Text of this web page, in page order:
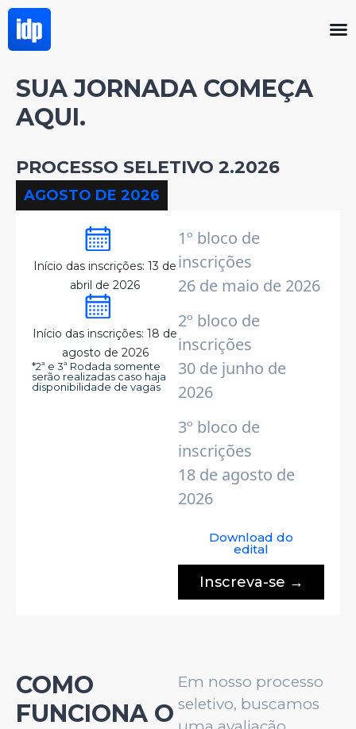
SUA JORNADA COMEÇA
AQUI.
PROCESSO SELETIVO 2.2026
AGOSTO DE 2026
Início das inscrições: 13 de
abril de 2026
Início das inscrições: 18 de
agosto de 2026
*2ª e 3ª Rodada somente
serão realizadas caso haja
disponibilidade de vagas
1º bloco de
inscrições
26 de maio de 2026
2º bloco de
inscrições
30 de junho de
2026
3º bloco de
inscrições
18 de agosto de
2026
Download do
edital
Inscreva-se
COMO
FUNCIONA O
Em nosso processo
seletivo, buscamos